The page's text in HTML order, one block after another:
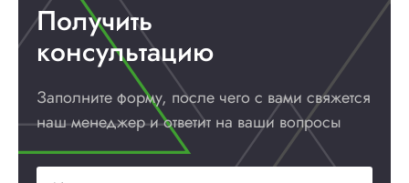
Получить
консультацию
Заполните форму, после чего с вами свяжется
наш менеджер и ответит на ваши вопросы